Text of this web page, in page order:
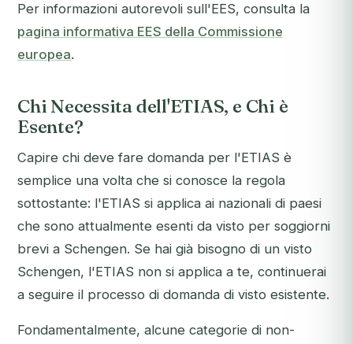
Per informazioni autorevoli sull'EES, consulta la
pagina informativa EES della Commissione
europea.
Chi Necessita dell'ETIAS, e Chi è
Esente?
Capire chi deve fare domanda per l'ETIAS è
semplice una volta che si conosce la regola
sottostante: l'ETIAS si applica ai nazionali di paesi
che sono attualmente esenti da visto per soggiorni
brevi a Schengen. Se hai già bisogno di un visto
Schengen, l'ETIAS non si applica a te, continuerai
a seguire il processo di domanda di visto esistente.
Fondamentalmente, alcune categorie di non-